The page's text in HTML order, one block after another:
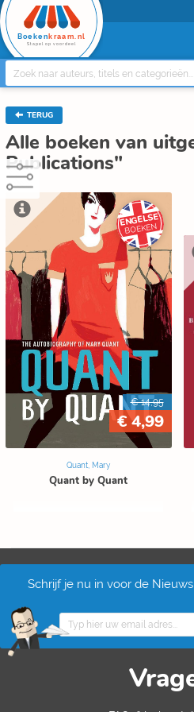
Boeken kraam.nl
Stapel op voordeel
TERUG
Alle boeken van
Publications"
ENGELSE
BOEKEN
€ 14,95
€ 4,99
Quant, Mary
Quant by Quant
Schrijf je nu in voor de